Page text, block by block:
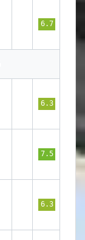
6.7
6.3
7.5
6.3